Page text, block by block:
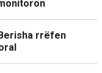
rrëfen